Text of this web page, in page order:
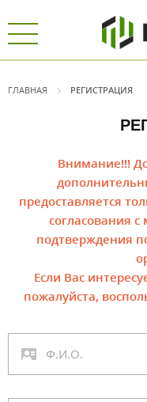
ГЛАВНАЯ РЕГИСТРАЦИЯ
Внимание!!!
предоставляется
согласования
подтверждения
Если Вас
пожалуйста,